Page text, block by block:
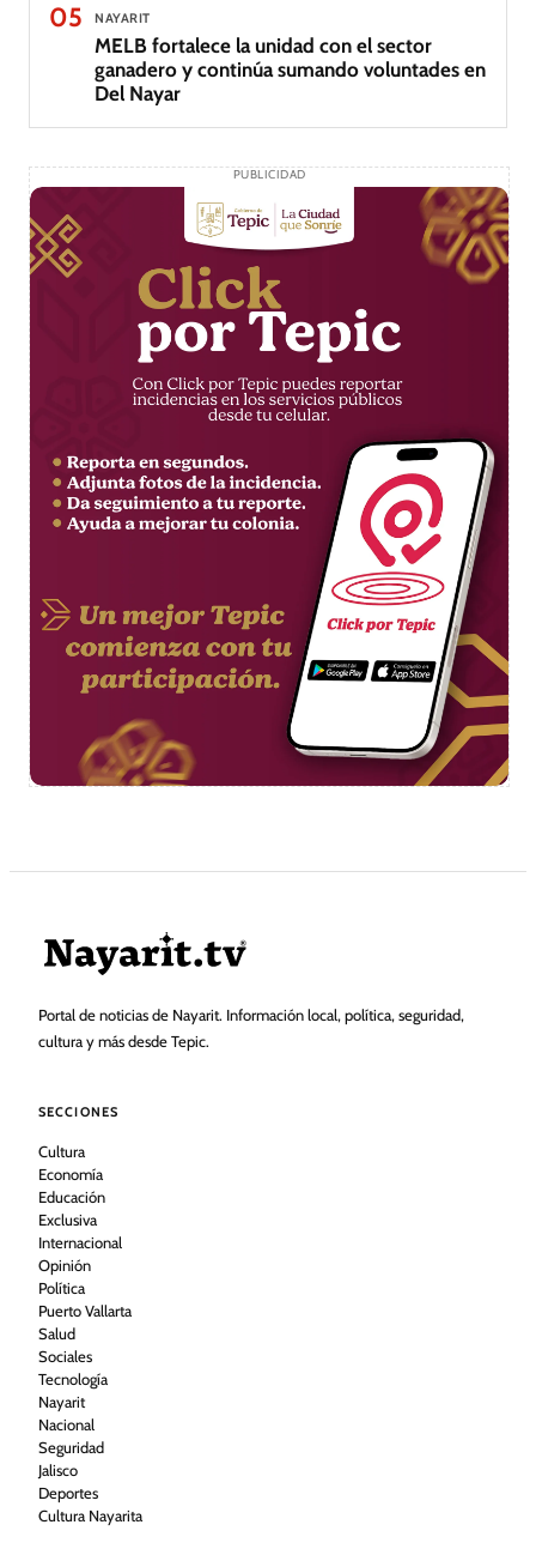
05 NAYARIT
MELB fortalece la unidad con el sector
ganadero y continúa sumando voluntades en
Del Nayar
PUBLICIDAD
Portal de noticias de Nayarit. Información local, política, seguridad,
cultura y más desde Tepic.
SECCIONES
Cultura
Economía
Educación
Exclusiva
Internacional
Opinión
Política
Puerto Vallarta
Salud
Sociales
Tecnología
Nayarit
Nacional
Seguridad
Jalisco
Deportes
Cultura Nayarita